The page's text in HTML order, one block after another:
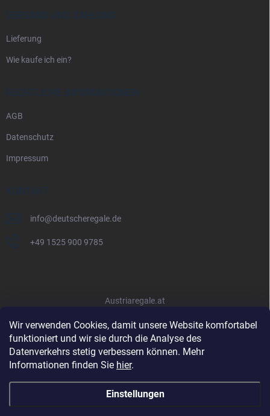
Wir verwenden Cookies, damit unsere Website komfortabel
funktioniert und wir sie durch die Analyse des
Datenverkehrs stetig verbessern können. Mehr
Informationen finden Sie hier.
Einstellungen
VERSAND UND ZAHLUNG
Lieferung
Wie kaufe ich ein?
RECHTLICHE INFORMATIONEN
AGB
Datenschutz
Impressum
KONTAKT
info@deutscheregale.de
+49 1525 900 9785
Austriaregale.at